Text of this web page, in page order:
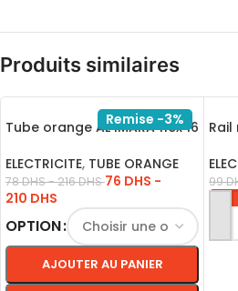
Produits similaires
Remise -3%
Tube orange AL IMARA flex 16
ELECTRICITE, TUBE ORANGE
78DHS-216DHS 76 DHS -
210 DHS
OPTION
AJOUTER AU PANIER
99